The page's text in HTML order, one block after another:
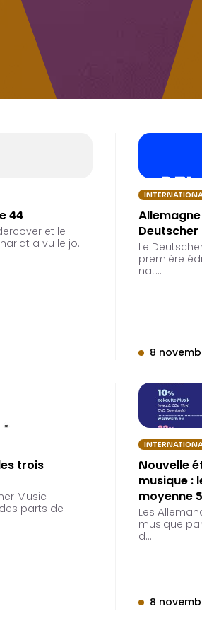
44
et le
a vu le jo…
Deutscher
Le
première
nat…
8
trois
Music
parts de
Nouvelle
musique :
moyenne
Les
musique
d…
8